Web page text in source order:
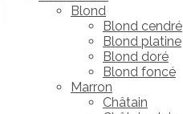
Blond
Blond cendré
Blond platine
Blond doré
Blond foncé
Marron
Châtain